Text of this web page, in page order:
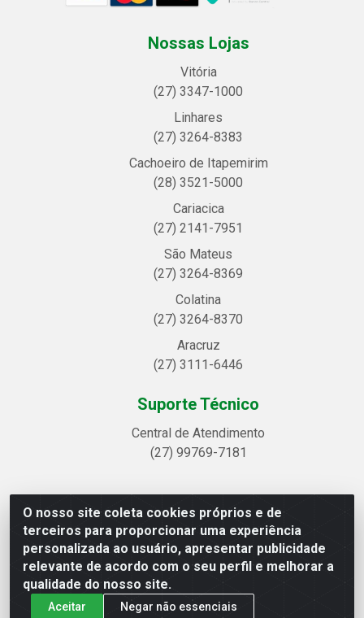
O nosso site coleta cookies próprios e de
terceiros para proporcionar uma experiência
personalizada ao usuário, apresentar publicidade
relevante de acordo com o seu perfil e melhorar a
qualidade do nosso site.
Aceitar Negar não essenciais
Nossas Lojas
Vitória
(27) 3347-1000
Linhares
(27) 3264-8383
Cachoeiro de Itapemirim
(28) 3521-5000
Cariacica
(27) 2141-7951
São Mateus
(27) 3264-8369
Colatina
(27) 3264-8370
Aracruz
(27) 3111-6446
Suporte Técnico
Central de Atendimento
(27) 99769-7181
Linhavix Distribuidora LTDA - Avenida Alegre, 2521 -
Quadra314 Lote 05 e 07 - Shell, Linhares/ES - CEP
29.901-605 - CNPJ 20.857.514/0001-75